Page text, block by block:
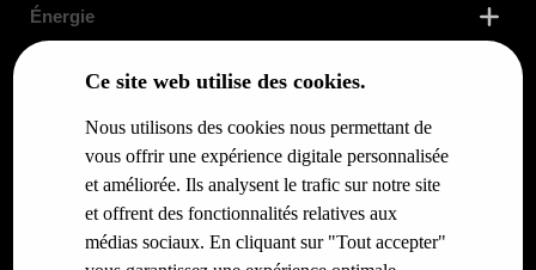
Ce site web utilise des cookies.
Nous utilisons des cookies nous permettant de
vous offrir une expérience digitale personnalisée
et améliorée. Ils analysent le trafic sur notre site
et offrent des fonctionnalités relatives aux
médias sociaux. En cliquant sur "Tout accepter"
Énergie
Confort thermique
Services
Infos pour